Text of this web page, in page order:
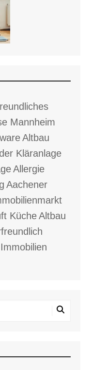
Mannheim
Altbau
Kläranlage
Allergie
Aachener
KücheAltbau